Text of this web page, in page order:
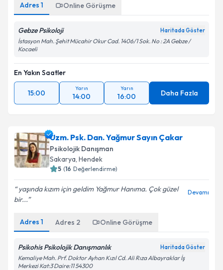
Adres 1 Online Görüşme
Gebze Psikoloji Haritada Göster
İstasyon Mah. Şehit Mücahir Okur Cad. 1406/1 Sok. No : 2A Gebze /
Kocaeli
En Yakın Saatler
15:00
Yarın
14:00
Yarın
16:00 Daha Fazla
Uzm. Psk. Dan. Yağmur Sayın Çakar
Psikolojik Danışman
Sakarya, Hendek
5 (16 Değerlendirme)
yaşında kızım için geldim Yağmur Hanıma. Çok güzel
bir...
Devamı
Adres 1 Adres 2 Online Görüşme
Psikohis Psikolojik Danışmanlık Haritada Göster
Kemaliye Mah. Prf. Doktor Ayhan Kızıl Cd. Ali Rıza Albayraklar İş
Merkezi Kat:3 Daire:11 54300